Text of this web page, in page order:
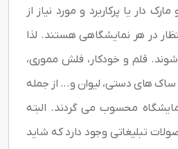
دار یا پرکاربرد و مورد نیاز از
در هر نمایشگاهی هستند. لذا
قلم و خودکار، فلش مموری،
ساک های دستی، لیوان و... از جمله
محسوب می گردند. البته
تبلیغاتی وجود دارد که شاید